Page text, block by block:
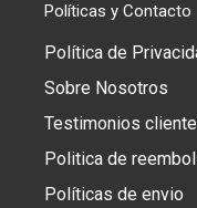
Políticas y Contacto
Política de
Sobre Nosotros
Testimonios
Politica de
Políticas de envio